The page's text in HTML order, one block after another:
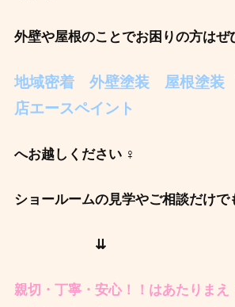
外壁や屋根のことでお困りの方はぜ
地域密着 外壁塗装 屋根塗
店エースペイント
へお越しください ‍♀️
ショールームの見学やご相談だけで
⇊
親切・丁寧・安心！！はあたりまえ